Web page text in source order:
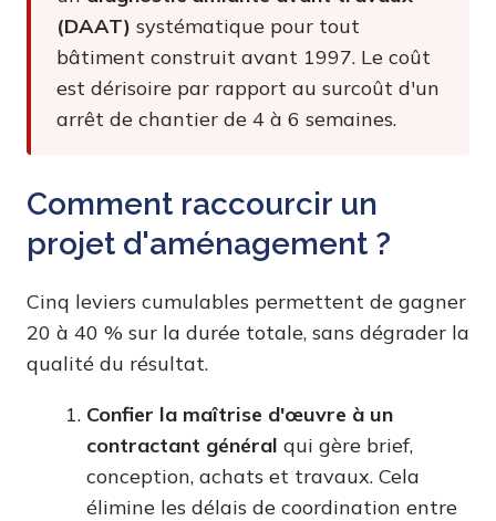
(DAAT) systématique pour tout
bâtiment construit avant 1997. Le coût
est dérisoire par rapport au surcoût d'un
arrêt de chantier de 4 à 6 semaines.
Comment raccourcir un
projet d'aménagement ?
Cinq leviers cumulables permettent de gagner
20 à 40 % sur la durée totale, sans dégrader la
qualité du résultat.
Confier la maîtrise d'œuvre à un
contractant général qui gère brief,
conception, achats et travaux. Cela
élimine les délais de coordination entre